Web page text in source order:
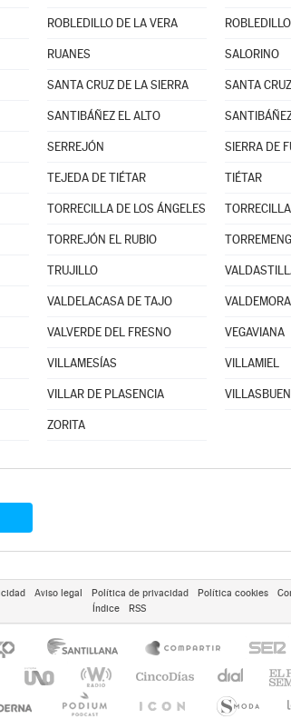
ROBLEDILLO DE LA VERA
RUANES SALORINO
SANTA CRUZ DE LA SIERRA SANTA
SANTIBÁÑEZ EL ALTO
SERREJÓN SIERRA DE
TEJEDA DE TIÉTAR TIÉTAR
TORRECILLA DE LOS ÁNGELES
TORREJÓN EL RUBIO
TRUJILLO
VALDELACASA DE TAJO
VALVERDE DEL FRESNO VEGAVIANA
VILLAMESÍAS VILLAMIEL
VILLAR DE PLASENCIA
ZORITA
Aviso legal Política de privacidad Política cookies
Índice
RSS